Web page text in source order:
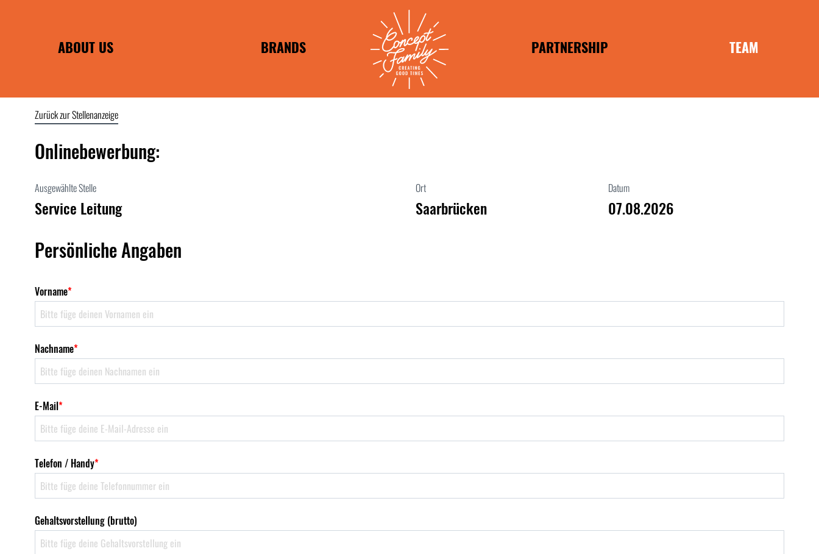
ABOUT US BRANDS
APOSTO
PARTNERSHIP TEAM
Zurück zur Stellenanzeige
Onlinebewerbung:
Ausgewählte Stelle
Service Leitung
Ort
Saarbrücken
Datum
07.08.2026
Persönliche Angaben
Vorname*
Nachname*
E-Mail*
Telefon / Handy*
Gehaltsvorstellung (brutto)